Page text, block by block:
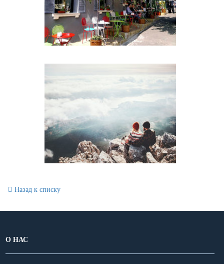
Назад к списку
О НАС